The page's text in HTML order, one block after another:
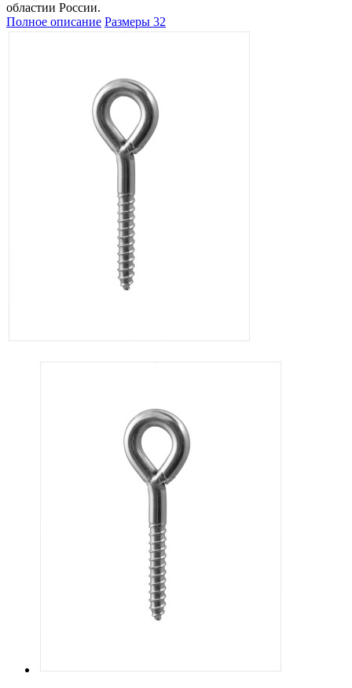
областии России.
Полное описание Размеры 32